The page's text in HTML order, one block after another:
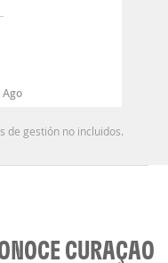
de gestión no incluidos.
CURAÇAO